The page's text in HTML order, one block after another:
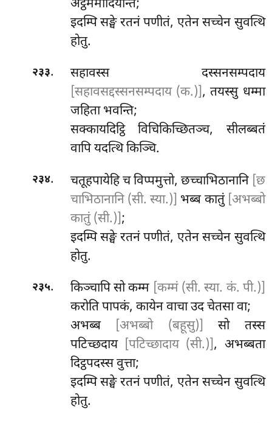
अट्ठममादियन्ति;
इदम्पि सङ्घे रतनं पणीतं, एतेनसच्चेन सुवत्थि
होतु.
२३३.
सहावस्स दस्सनसम्पदाय
[सहावसद्दस्सनसम्पदाय (क.)], तयस्सु धम्मा
जहिता भवन्ति;
सक्कायदिट्ठिविचिकिच्छितञ्च, सीलब्बतं
वापि यदत्थि किञ्चि.
२३४. चतूहपायेहिच विप्पमुत्तो, छच्चाभिठानानि [छ
चाभिठानानि (सी. स्या.)] भब्ब कातुं [अभब्बो
कातुं (सी.)];
इदम्पि सङ्घे रतनं पणीतं, एतेन सच्चेन सुवत्थि
होतु.
२३५. किञ्चापि सो कम्म [कम्मं (सी. स्या. कं. पी.)]
करोति पापकं, कायेन वाचा उद चेतसा वा;
अभब्ब
[अभब्बो (बहूसु)]
सो तस्स
पटिच्छदाय [पटिच्छादाय (सी.)], अभब्बता
दिट्ठपदस्स वुत्ता;
इदम्पि सङ्घे रतनं पणीतं, एतेन सच्चेन सुवत्थि
होतु.